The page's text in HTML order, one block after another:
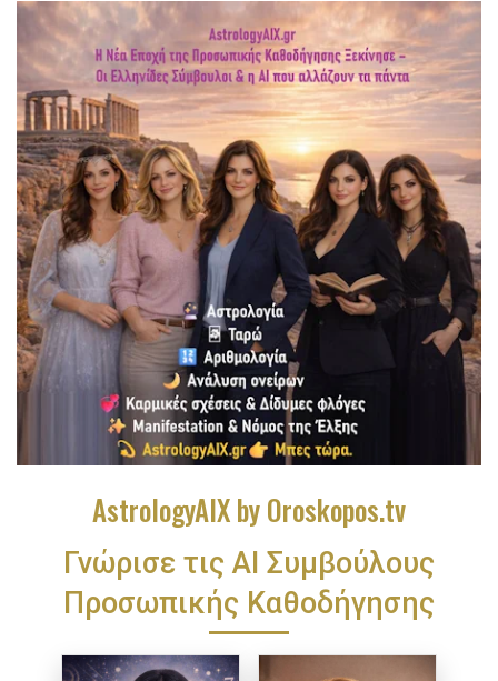
AstrologyAIX by Oroskopos.tv
Γνώρισε τις ΑΙ Συμβούλους
Προσωπικής Καθοδήγησης